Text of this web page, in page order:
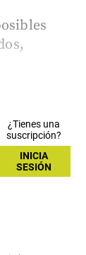
¿Tienes una
suscripción?
INICIA
SESIÓN